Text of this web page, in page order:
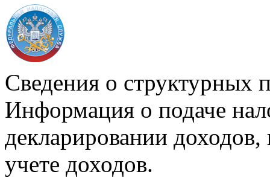
Сведения о структурных
Информация о подаче
декларировании доходов,
учете доходов.